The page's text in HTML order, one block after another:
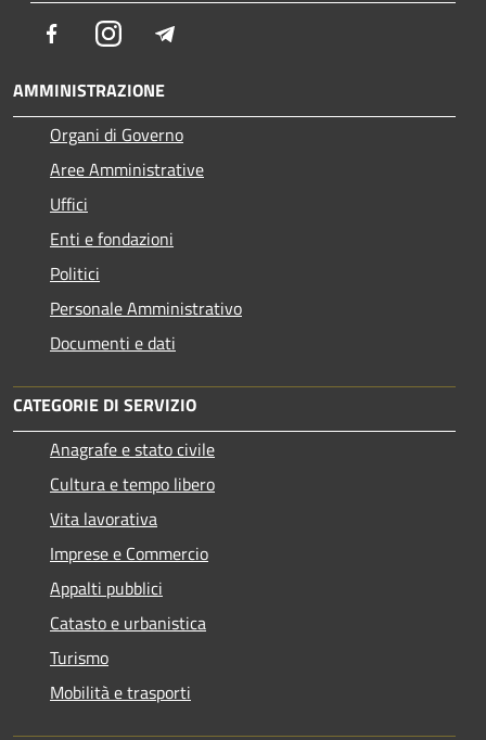
FacebookInstagram
AMMINISTRAZIONE
Organi di Governo
Aree Amministrative
Uffici
Enti e fondazioni
Politici
Personale Amministrativo
Documenti e dati
CATEGORIE DI SERVIZIO
Anagrafe e stato civile
Cultura e tempo libero
Vita lavorativa
Imprese e Commercio
Appalti pubblici
Catasto e urbanistica
Turismo
Mobilità e trasporti